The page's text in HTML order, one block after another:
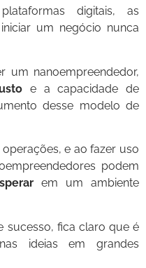
digitais, as
um negócio nunca
um nanoempreendedor,
e a capacidade de
desse modelo de
e ao fazer uso
podem
em um ambiente
sucesso, fica claro que é
ideias em grandes